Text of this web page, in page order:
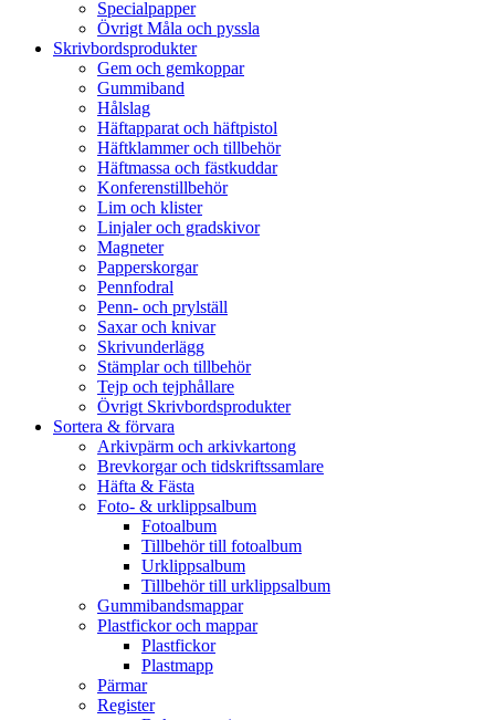
Specialpapper
Övrigt Måla och pyssla
Skrivbordsprodukter
Gem och gemkoppar
Gummiband
Hålslag
Häftapparat och häftpistol
Häftklammer och tillbehör
Häftmassa och fästkuddar
Konferenstillbehör
Lim och klister
Linjaler och gradskivor
Magneter
Papperskorgar
Pennfodral
Penn- och prylställ
Saxar och knivar
Skrivunderlägg
Stämplar och tillbehör
Tejp och tejphållare
Övrigt Skrivbordsprodukter
Sortera & förvara
Arkivpärm och arkivkartong
Brevkorgar och tidskriftssamlare
Häfta & Fästa
Foto- & urklippsalbum
Fotoalbum
Tillbehör till fotoalbum
Urklippsalbum
Tillbehör till urklippsalbum
Gummibandsmappar
Plastfickor och mappar
Plastfickor
Plastmapp
Pärmar
Register